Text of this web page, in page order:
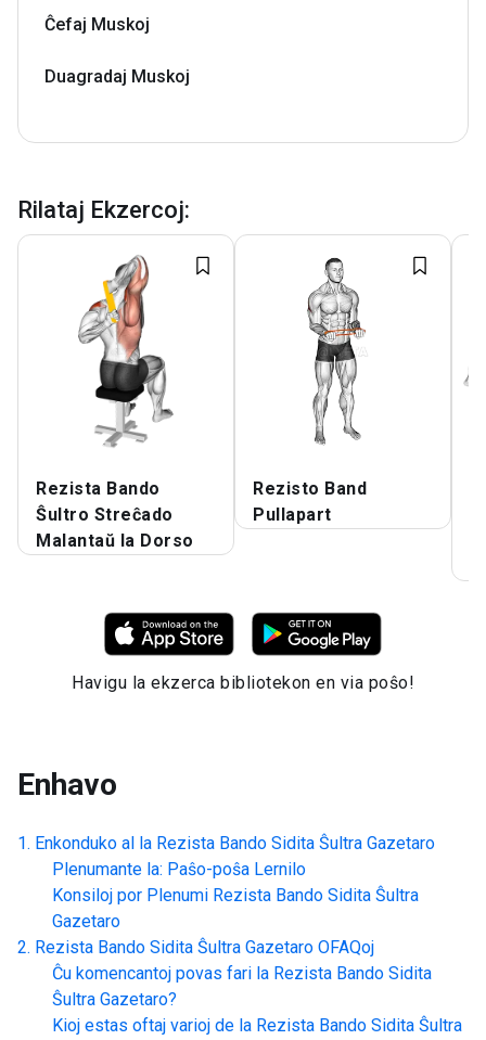
Ĉefaj Muskoj
Duagradaj Muskoj
Rilataj Ekzercoj:
Rezista Bando
Ŝultro Streĉado
Malantaŭ la Dorso
Rezisto Band
Pullapart
Havigu la ekzerca bibliotekon en via poŝo!
Enhavo
Enkonduko al la Rezista Bando Sidita Ŝultra Gazetaro
Plenumante la: Paŝo-poŝa Lernilo
Konsiloj por Plenumi Rezista Bando Sidita Ŝultra
Gazetaro
Rezista Bando Sidita Ŝultra Gazetaro OFAQoj
Ĉu komencantoj povas fari la Rezista Bando Sidita
Ŝultra Gazetaro?
Kioj estas oftaj varioj de la Rezista Bando Sidita Ŝultra